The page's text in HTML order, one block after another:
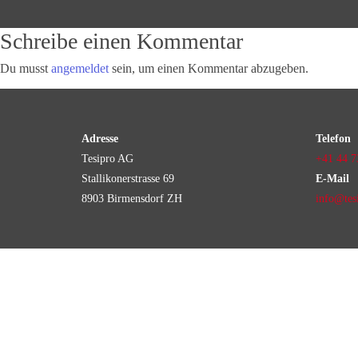
Schreibe einen Kommentar
Du musst angemeldet sein, um einen Kommentar abzugeben.
Adresse
Tesipro AG
Stallikonerstrasse 69
8903 Birmensdorf ZH
Telefon
+41 44
E-Mail